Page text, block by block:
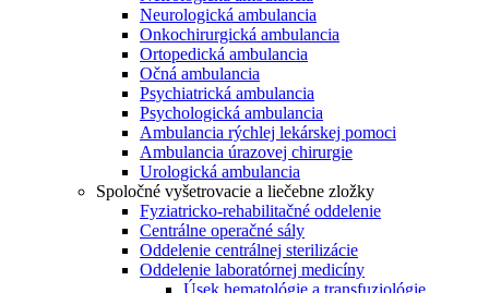
Neurologická ambulancia
Onkochirurgická ambulancia
Ortopedická ambulancia
Očná ambulancia
Psychiatrická ambulancia
Psychologická ambulancia
Ambulancia rýchlej lekárskej pomoci
Ambulancia úrazovej chirurgie
Urologická ambulancia
Spoločné vyšetrovacie a liečebne zložky
Fyziatricko-rehabilitačné oddelenie
Centrálne operačné sály
Oddelenie centrálnej sterilizácie
Oddelenie laboratórnej medicíny
Úsek hematológie a transfuziológie